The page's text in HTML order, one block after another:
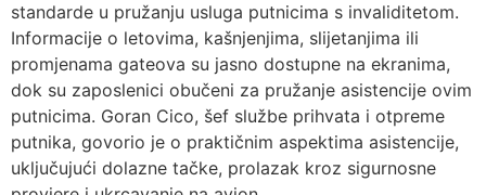
standarde u pružanju usluga putnicima s invaliditetom.
Informacije o letovima, kašnjenjima, slijetanjima ili
promjenama gateova su jasno dostupne na ekranima,
dok su zaposlenici obučeni za pružanje asistencije ovim
putnicima. Goran Cico, šef službe prihvata i otpreme
putnika, govorio je o praktičnim aspektima asistencije,
uključujući dolazne tačke, prolazak kroz sigurnosne